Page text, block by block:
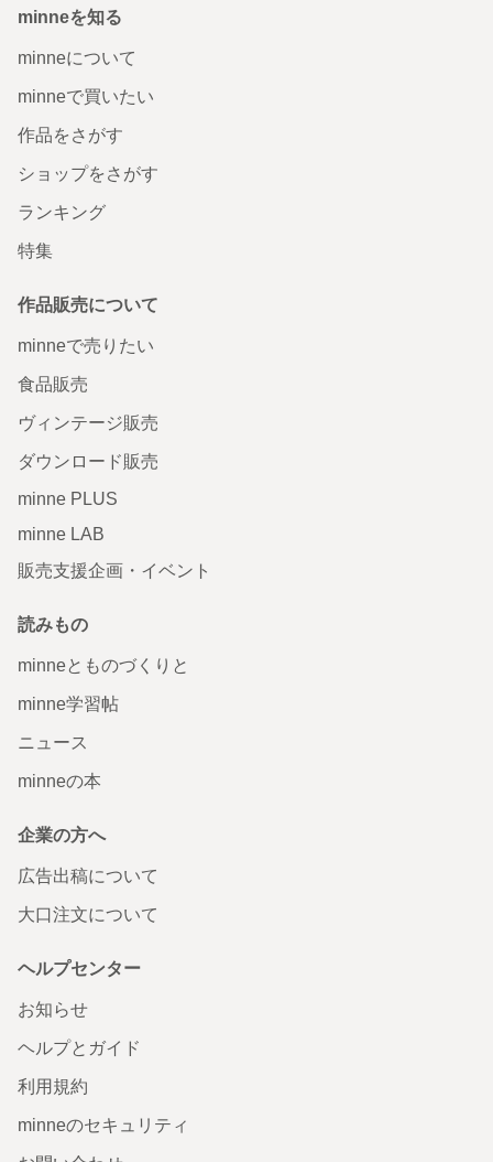
minneを知る
minneについて
minneで買いたい
作品をさがす
ショップをさがす
ランキング
特集
作品販売について
minneで売りたい
食品販売
ヴィンテージ販売
ダウンロード販売
minne PLUS
minne LAB
販売支援企画・イベント
読みもの
minneとものづくりと
minne学習帖
ニュース
minneの本
企業の方へ
広告出稿について
大口注文について
ヘルプセンター
お知らせ
ヘルプとガイド
利用規約
minneのセキュリティ